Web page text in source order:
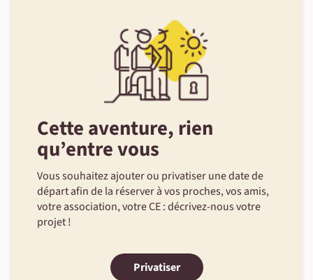
Cette aventure, rien
qu’entre vous
Vous souhaitez ajouter ou privatiser une date de
départ afin de la réserver à vos proches, vos amis,
votre association, votre CE : décrivez-nous votre
projet !
Privatiser